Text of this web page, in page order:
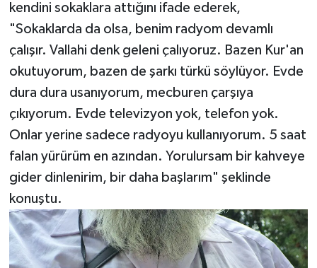
kendini sokaklara attığını ifade ederek,
"Sokaklarda da olsa, benim radyom devamlı
çalışır. Vallahi denk geleni çalıyoruz. Bazen Kur'an
okutuyorum, bazen de şarkı türkü söylüyor. Evde
dura dura usanıyorum, mecburen çarşıya
çıkıyorum. Evde televizyon yok, telefon yok.
Onlar yerine sadece radyoyu kullanıyorum. 5 saat
falan yürürüm en azından. Yorulursam bir kahveye
gider dinlenirim, bir daha başlarım" şeklinde
konuştu.